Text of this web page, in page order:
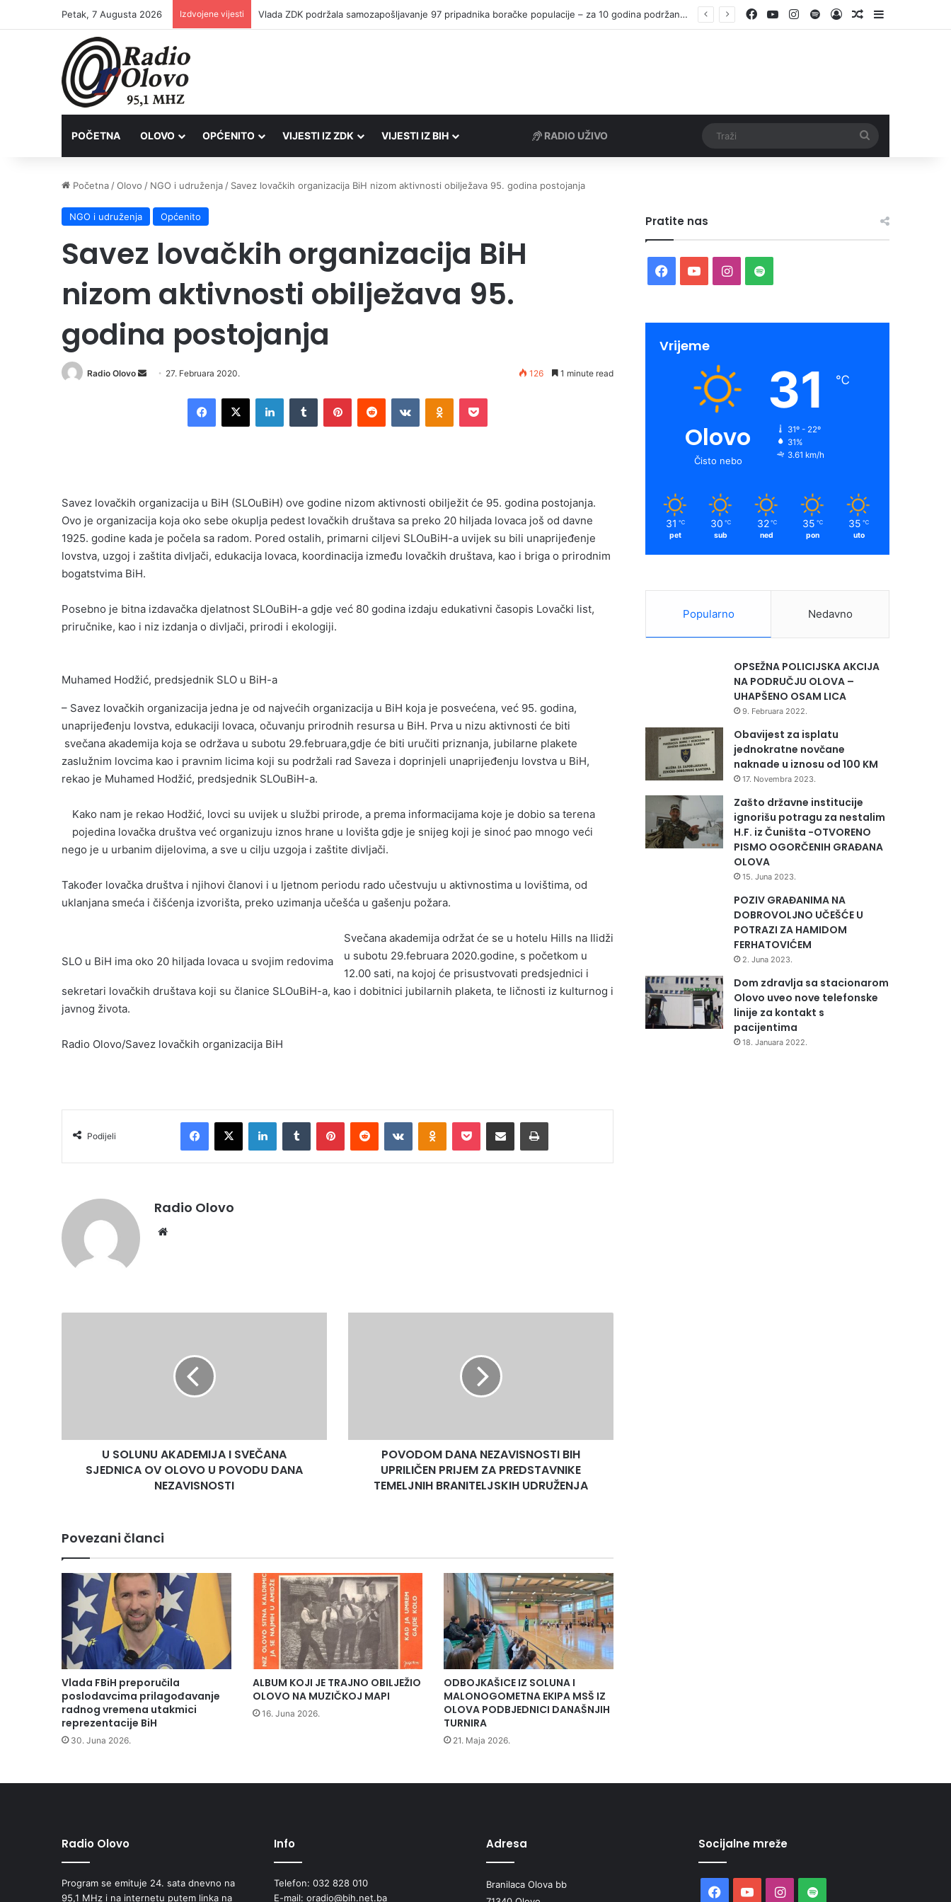
Petak, 7 Augusta 2026 Izdvojene vijesti Otvorene prijave za Bingo Festival Fits: Odaberite outfit s omiljenim influencerom i zablistajte na Crvenom tepihu Sarajevo Film Festivala Facebook
YouTubeInstagram
SpotifyLog InRandom Article
Sidebar
POČETNA OLOVO OPĆENITO VIJESTI IZ ZDK VIJESTI IZ BIH RADIO UŽIVO
Početna /Olovo / NGO i udruženja / Savez lovačkih organizacija BiH nizom aktivnosti obilježava 95. godina postojanja
NGO i udruženja Općenito
Savez lovačkih organizacija BiH
nizom aktivnosti obilježava 95.
godina postojanja
Radio Olovo
Send 27. Februara 2020. 126 1 minute read
Facebook
X LinkedInTumblr PinterestReddit VKontakteOdnoklassniki
Pocket
Savez lovačkih organizacija u BiH (SLOuBiH) ove godine nizom aktivnosti obilježit će 95. godina postojanja.
Ovo je organizacija koja oko sebe okuplja pedest lovačkih društava sa preko 20 hiljada lovaca još od davne
1925. godine kada je počela sa radom. Pored ostalih, primarni ciljevi SLOuBiH-a uvijek su bili unaprijeđenje
lovstva, uzgoj i zaštita divljači, edukacija lovaca, koordinacija između lovačkih društava, kao i briga o prirodnim
bogatstvima BiH.
Posebno je bitna izdavačka djelatnost SLOuBiH-a gdje već 80 godina izdaju edukativni časopis Lovački list,
priručnike, kao i niz izdanja o divljači, prirodi i ekologiji.
Muhamed Hodžić, predsjednik SLO u BiH-a
– Savez lovačkih organizacija jedna je od najvećih organizacija u BiH koja je posvećena, već 95. godina,
unaprijeđenju lovstva, edukaciji lovaca, očuvanju prirodnih resursa u BiH. Prva u nizu aktivnosti će biti
svečana akademija koja se održava u subotu 29.februara,gdje će biti uručiti priznanja, jubilarne plakete
zaslužnim lovcima kao i pravnim licima koji su podržali rad Saveza i doprinjeli unaprijeđenju lovstva u BiH,
rekao je Muhamed Hodžić, predsjednik SLOuBiH-a.
Kako nam je rekao Hodžić, lovci su uvijek u službi prirode, a prema informacijama koje je dobio sa terena
pojedina lovačka društva već organizuju iznos hrane u lovišta gdje je snijeg koji je sinoć pao mnogo veći
nego je u urbanim dijelovima, a sve u cilju uzgoja i zaštite divljači.
Također lovačka društva i njihovi članovi i u ljetnom periodu rado učestvuju u aktivnostima u lovištima, od
uklanjana smeća i čišćenja izvorišta, preko uzimanja učešća u gašenju požara.
SLO u BiH ima oko 20 hiljada lovaca u svojim redovima
Svečana akademija održat će se u hotelu Hills na Ilidži
u subotu 29.februara 2020.godine, s početkom u
12.00 sati, na kojoj će prisustvovati predsjednici i
sekretari lovačkih društava koji su članice SLOuBiH-a, kao i dobitnici jubilarnih plaketa, te ličnosti iz kulturnog i
javnog života.
Radio Olovo/Savez lovačkih organizacija BiH
Podijeli
Facebook
X LinkedInTumblr PinterestReddit VKontakteOdnoklassniki
Pocket Podijeli putem Emaila Print
Radio Olovo
U
DANA
U SOLUNU AKADEMIJA I SVEČANA
SJEDNICA OV OLOVO U POVODU DANA
NEZAVISNOSTI
TEMELJNIH
BRANITELJSKIH
UDRUŽENJA
POVODOM DANA NEZAVISNOSTI BIH
UPRILIČEN PRIJEM ZA PREDSTAVNIKE
TEMELJNIH BRANITELJSKIH UDRUŽENJA
Povezani članci
Vlada FBiH preporučila
poslodavcima prilagođavanje
radnog vremena utakmici
reprezentacije BiH
30. Juna 2026.
ALBUM KOJI JE TRAJNO OBILJEŽIO
OLOVO NA MUZIČKOJ MAPI
16. Juna 2026.
ODBOJKAŠICE IZ SOLUNA I
MALONOGOMETNA EKIPA MSŠ IZ
OLOVA PODBJEDNICI DANAŠNJIH
TURNIRA
21. Maja 2026.
Pratite nas
Facebook
YouTubeInstagram
Spotify
Vrijeme
Olovo
Čisto nebo
31 ℃
31º - 22º
31%
3.61 km/h
31 ℃
pet
30 ℃
sub
32 ℃
ned
35 ℃
pon
35 ℃
uto
Popularno Nedavno
OPSEŽNA POLICIJSKA AKCIJA
NA PODRUČJU OLOVA –
UHAPŠENO OSAM LICA
9. Februara 2022.
Obavijest za isplatu
jednokratne novčane
naknade u iznosu od 100 KM
17. Novembra 2023.
Zašto državne institucije
ignorišu potragu za nestalim
H.F. iz Čuništa -OTVORENO
PISMO OGORČENIH GRAĐANA
OLOVA
15. Juna 2023.
POZIV GRAĐANIMA NA
DOBROVOLJNO UČEŠĆE U
POTRAZI ZA HAMIDOM
FERHATOVIĆEM
2. Juna 2023.
Dom zdravlja sa stacionarom
Olovo uveo nove telefonske
linije za kontakt s
pacijentima
18. Januara 2022.
Radio Olovo
Program se emituje 24. sata dnevno na
95,1 MHz i na internetu putem linka na
Info
Telefon: 032 828 010
E-mail: oradio@bih.net.ba
Adresa
Branilaca Olova bb
Socijalne mreže
Facebook
YouTubeInstagram
Spotify